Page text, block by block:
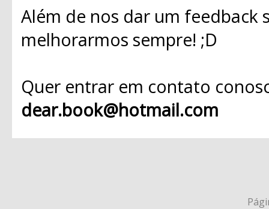
Além de nos dar um
melhorarmos sempre! ;D
Quer entrar em contato
dear.book@hotmail.com